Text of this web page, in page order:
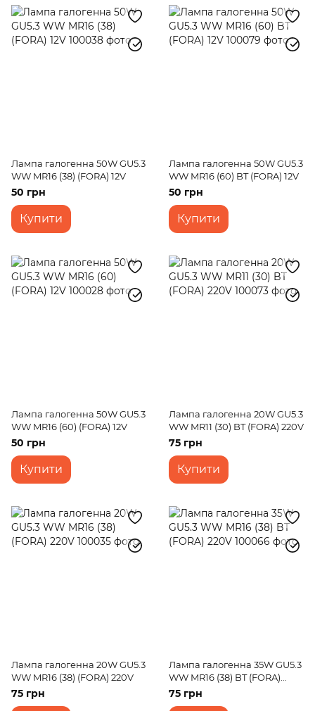
Лампа галогенна 50W GU5.3
WW MR16 (38) (FORA) 12V
50 грн
Купити
Лампа галогенна 50W GU5.3
WW MR16 (60) BT (FORA) 12V
50 грн
Купити
Лампа галогенна 50W GU5.3
WW MR16 (60) (FORA) 12V
50 грн
Купити
Лампа галогенна 20W GU5.3
WW MR11 (30) BT (FORA) 220V
75 грн
Купити
Лампа галогенна 20W GU5.3
WW MR16 (38) (FORA) 220V
75 грн
Лампа галогенна 35W GU5.3
WW MR16 (38) BT (FORA)
220V
75 грн